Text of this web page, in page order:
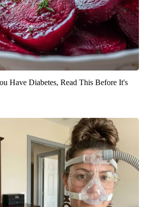
Have Diabetes, Read This Before It's